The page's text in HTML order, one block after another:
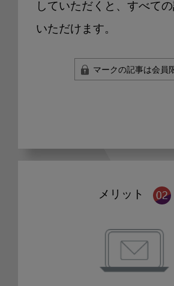
していただくと、すべて
いただけます。
マークの記事は会員
メリット